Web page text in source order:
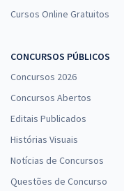
Cursos Online Gratuitos
CONCURSOS PÚBLICOS
Concursos 2026
Concursos Abertos
Editais Publicados
Histórias Visuais
Notícias de Concursos
Questões de Concurso